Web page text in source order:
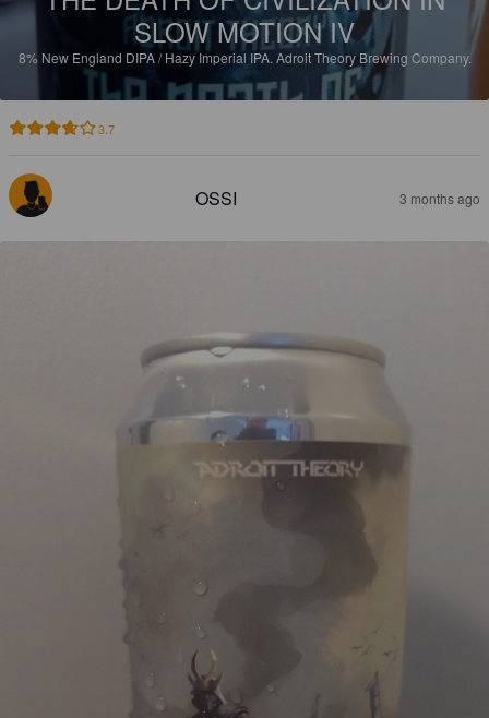
SLOW MOTION IV
8% New England DIPA / Hazy Imperial IPA. Adroit Theory Brewing Company.
3.7
OSSI 3 months ago